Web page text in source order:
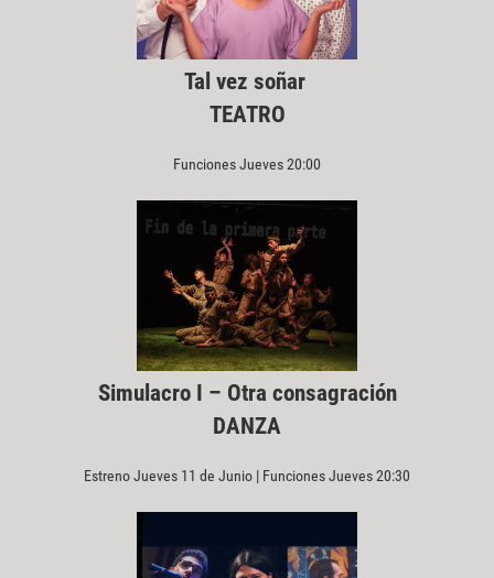
Tal vez soñar
TEATRO
Funciones Jueves 20:00
Simulacro I – Otra consagración
DANZA
Estreno Jueves 11 de Junio | Funciones Jueves 20:30